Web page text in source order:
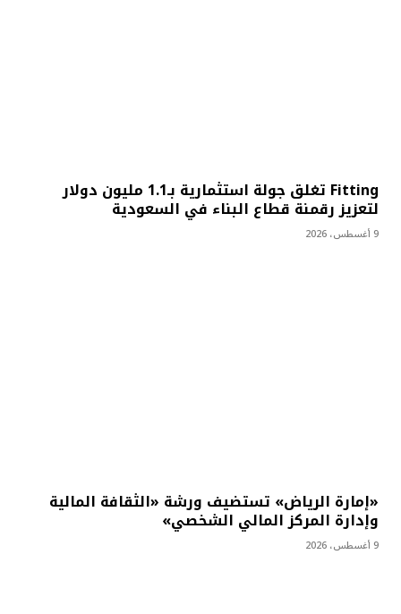
Fitting تغلق جولة استثمارية بـ1.1 مليون دولار
لتعزيز رقمنة قطاع البناء في السعودية
9 أغسطس، 2026
«إمارة الرياض» تستضيف ورشة «الثقافة المالية
وإدارة المركز المالي الشخصي»
9 أغسطس، 2026